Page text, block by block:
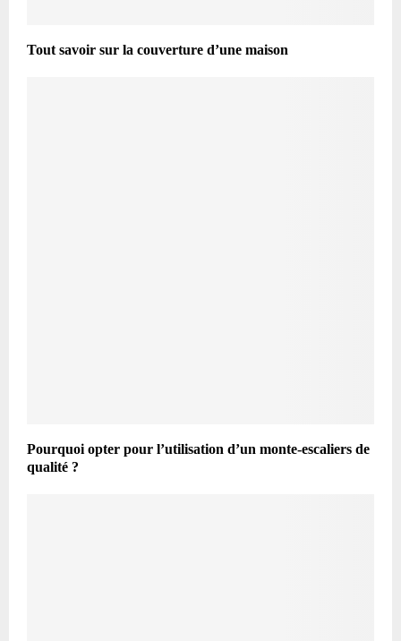
Tout savoir sur la couverture d’une maison
Pourquoi opter pour l’utilisation d’un monte-escaliers de
qualité ?